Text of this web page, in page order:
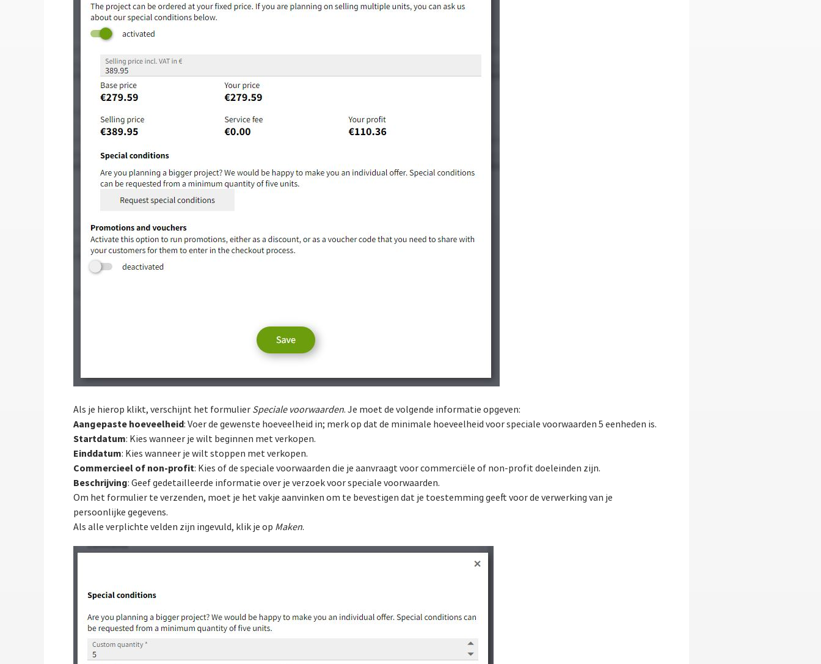
Als je hierop klikt, verschijnt het formulier Speciale voorwaarden. Je moet de volgende informatie opgeven:
Aangepaste hoeveelheid: Voer de gewenste hoeveelheid in; merk op dat de minimale hoeveelheid voor speciale voorwaarden 5 eenheden is.
Startdatum: Kies wanneer je wilt beginnen met verkopen.
Einddatum: Kies wanneer je wilt stoppen met verkopen.
Commercieel of non-profit: Kies of de speciale voorwaarden die je aanvraagt voor commerciële of non-profit doeleinden zijn.
Beschrijving: Geef gedetailleerde informatie over je verzoek voor speciale voorwaarden.
Om het formulier te verzenden, moet je het vakje aanvinken om te bevestigen dat je toestemming geeft voor de verwerking van je
persoonlijke gegevens.
Als alle verplichte velden zijn ingevuld, klik je op Maken.